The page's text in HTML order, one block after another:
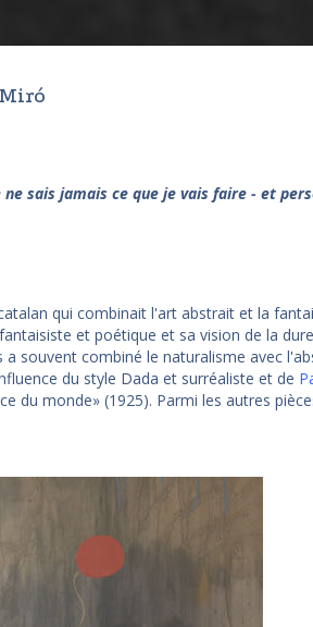
sais jamais ce que je vais faire - et
qui combinait l'art abstrait et la
et poétique et sa vision de la
souvent combiné le naturalisme avec
du style Dada et surréaliste et de
du monde» (1925). Parmi les autres